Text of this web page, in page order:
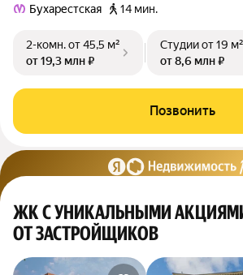
Бухарестская
14 мин.
2-комн.от 45,5 м²
от 19,3 млн ₽
Студииот 19 м²
от 8,6 млн ₽
Позвонить
ЖК С УНИКАЛЬНЫМИ
ОТ ЗАСТРОЙЩИКОВ